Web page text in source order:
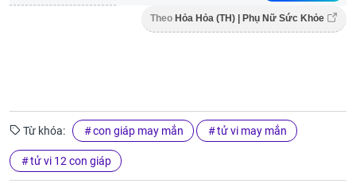
Theo Hỏa Hỏa (TH) | Phụ Nữ Sức Khỏe
Từ khóa: con giáp may mắn tử vi may mắn
tử vi 12 con giáp